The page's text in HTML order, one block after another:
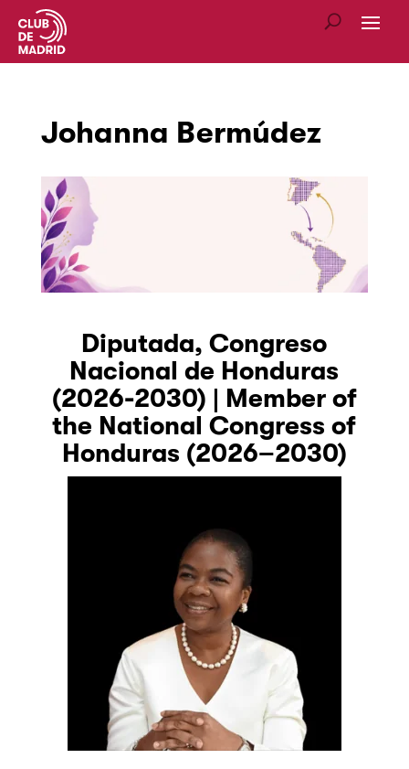
Johanna Bermúdez
Diputada, Congreso
Nacional de Honduras
(2026-2030) | Member of
the National Congress of
Honduras (2026–2030)